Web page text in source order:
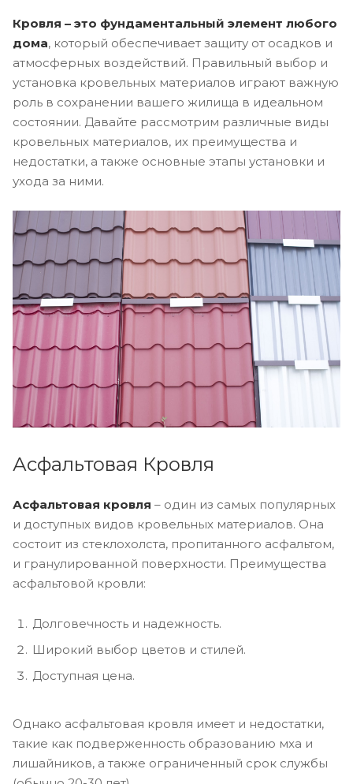
Кровля – это фундаментальный элемент любого
дома, который обеспечивает защиту от осадков и
атмосферных воздействий. Правильный выбор и
установка кровельных материалов играют важную
роль в сохранении вашего жилища в идеальном
состоянии. Давайте рассмотрим различные виды
кровельных материалов, их преимущества и
недостатки, а также основные этапы установки и
ухода за ними.
Асфальтовая Кровля
Асфальтовая кровля – один из самых популярных
и доступных видов кровельных материалов. Она
состоит из стеклохолста, пропитанного асфальтом,
и гранулированной поверхности. Преимущества
асфальтовой кровли:
Долговечность и надежность.
Широкий выбор цветов и стилей.
Доступная цена.
Однако асфальтовая кровля имеет и недостатки,
такие как подверженность образованию мха и
лишайников, а также ограниченный срок службы